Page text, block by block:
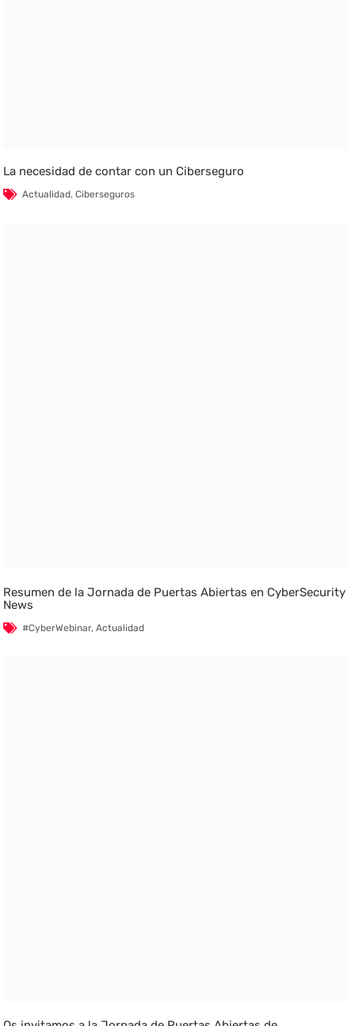
La necesidad de contar con un Ciberseguro
Actualidad,Ciberseguros
Resumen de la Jornada de Puertas Abiertas en CyberSecurity
News
#CyberWebinar,Actualidad